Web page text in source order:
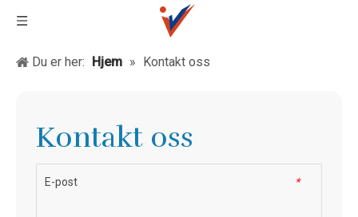
Du er her: Hjem » Kontakt oss
Kontakt oss
*
E-post